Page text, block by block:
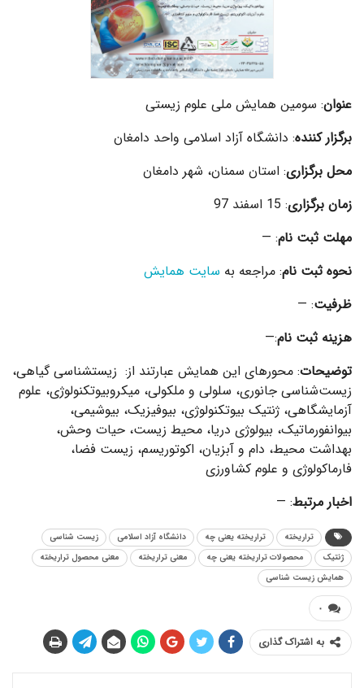
عنوان: سومین همایش ملی علوم زیستی
برگزار کننده: دانشگاه آزاد اسلامی واحد دامغان
محل برگزاری: استان سمنان، شهر دامغان
زمان برگزاری: 15 اسفند 97
مهلت ثبت نام: —
نحوه ثبت نام: مراجعه به سایت همایش
ظرفیت: —
هزینه ثبت نام:—
توضیحات
: محورهای این همایش عبارتند از: زیست­‎شناسی گیاهی،
زیست‌­شناسی جانوری، سلولی و ملکولی، میکروبیوتکنولوژی، علوم
آزمایشگاهی، ژنتیک بیوتکنولوژی، بیوفیزیک، بیوشیمی،
بیوانفورماتیک، بیولوژی دریا، محیط زیست، حیات وحش،
بهداشت محیط، دام و آبزیان، اکوتوریسم، زیست فضا،
فارماکولوژی و علوم کشاورزی
اخبار مرتبط: —
تراریخته تراریخته یعنی چه دانشگاه آزاد اسلامی
زیست شناسی
ژنتیک
محصولات تراریخته یعنی چه معنی تراریخته
معنی محصول تراریخته
همایش زیست شناسی
۰
به اشتراک گذاری